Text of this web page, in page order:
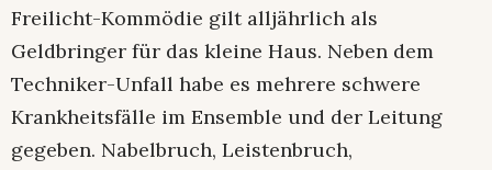
Freilicht-Kommödie gilt alljährlich als
Geldbringer für das kleine Haus. Neben dem
Techniker-Unfall habe es mehrere schwere
Krankheitsfälle im Ensemble und der Leitung
gegeben. Nabelbruch, Leistenbruch,